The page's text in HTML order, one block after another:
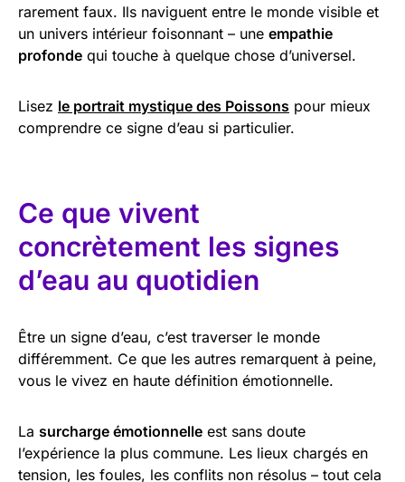
rarement faux. Ils naviguent entre le monde visible et
un univers intérieur foisonnant – une empathie
profonde qui touche à quelque chose d’universel.
Lisez le portrait mystique des Poissons pour mieux
comprendre ce signe d’eau si particulier.
Ce que vivent
concrètement les signes
d’eau au quotidien
Être un signe d’eau, c’est traverser le monde
différemment. Ce que les autres remarquent à peine,
vous le vivez en haute définition émotionnelle.
La surcharge émotionnelle est sans doute
l’expérience la plus commune. Les lieux chargés en
tension, les foules, les conflits non résolus – tout cela